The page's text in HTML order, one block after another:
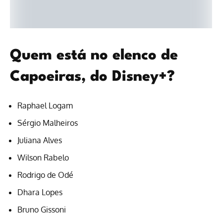
Quem está no elenco de
Capoeiras, do Disney+?
Raphael Logam
Sérgio Malheiros
Juliana Alves
Wilson Rabelo
Rodrigo de Odé
Dhara Lopes
Bruno Gissoni